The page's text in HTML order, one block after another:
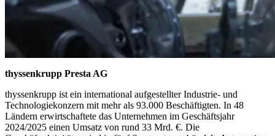
thyssenkrupp Presta AG
thyssenkrupp ist ein international aufgestellter Industrie- und
Technologiekonzern mit mehr als 93.000 Beschäftigten. In 48
Ländern erwirtschaftete das Unternehmen im Geschäftsjahr
2024/2025 einen Umsatz von rund 33 Mrd. €. Die